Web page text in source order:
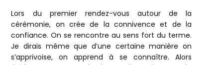
Lors du premier rendez-vous autour de la
cérémonie, on crée de la connivence et de la
confiance. On se rencontre au sens fort du terme.
Je dirais même que d’une certaine manière on
s’apprivoise, on apprend à se connaître. Alors